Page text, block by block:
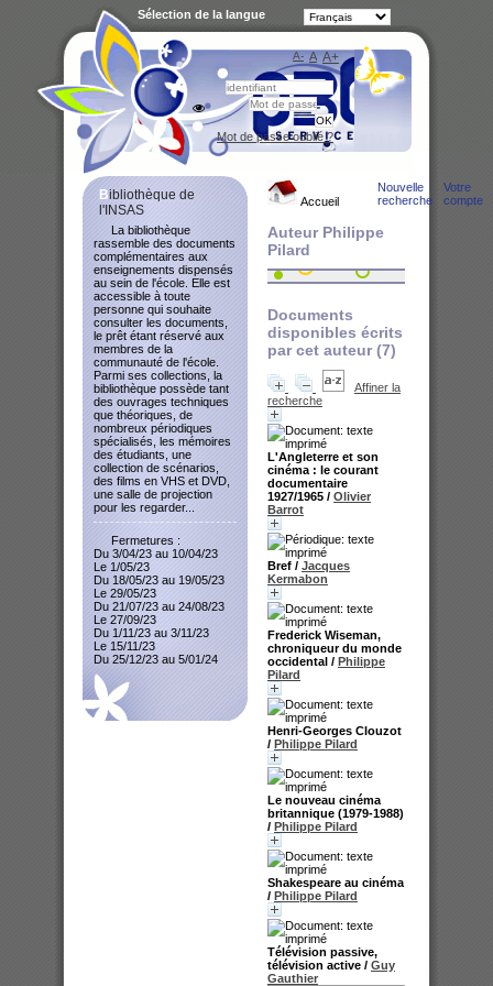
Accueil
Nouvelle
recherche
Votre
compte
Auteur Philippe
Pilard
Documents
disponibles écrits
par cet auteur (7)
Affiner la
recherche
L'Angleterre et son
cinéma : le courant
documentaire
1927/1965 / Olivier
Barrot
Bref / Jacques
Kermabon
Frederick Wiseman,
chroniqueur du monde
occidental / Philippe
Pilard
Henri-Georges Clouzot
/ Philippe Pilard
Le nouveau cinéma
britannique (1979-1988)
/ Philippe Pilard
Shakespeare au cinéma
/ Philippe Pilard
Télévision passive,
télévision active / Guy
Gauthier
Bibliothèque de
l'INSAS
La bibliothèque
rassemble des documents
complémentaires aux
enseignements dispensés
au sein de l'école. Elle est
accessible à toute
personne qui souhaite
consulter les documents,
le prêt étant réservé aux
membres de la
communauté de l'école.
Parmi ses collections, la
bibliothèque possède tant
des ouvrages techniques
que théoriques, de
nombreux périodiques
spécialisés, les mémoires
des étudiants, une
collection de scénarios,
des films en VHS et DVD,
une salle de projection
pour les regarder...
Fermetures :
Du 3/04/23 au 10/04/23
Le 1/05/23
Du 18/05/23 au 19/05/23
Le 29/05/23
Du 21/07/23 au 24/08/23
Le 27/09/23
Du 1/11/23 au 3/11/23
Le 15/11/23
Du 25/12/23 au 5/01/24
A- A A+
Sélection de la langue
Mot de passe oublié ?